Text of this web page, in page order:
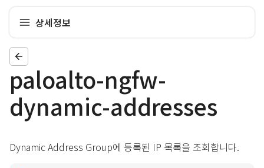
상세정보
paloalto-ngfw-
dynamic-addresses
Dynamic Address Group에 등록된 IP 목록을 조회합니다.